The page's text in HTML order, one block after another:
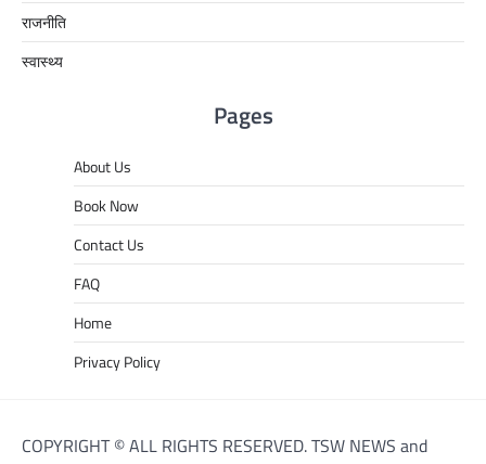
राजनीति
स्वास्थ्य
Pages
About Us
Book Now
Contact Us
FAQ
Home
Privacy Policy
COPYRIGHT © ALL RIGHTS RESERVED. TSW NEWS and